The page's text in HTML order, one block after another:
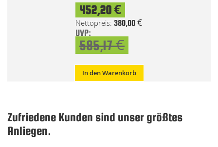
Special
Price452,20 €
380,00 €
UVP:
585,17 €
In den Warenkorb
Zufriedene Kunden sind unser größtes
Anliegen.